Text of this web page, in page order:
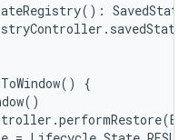
():
.
()
{
()
.performRestore(